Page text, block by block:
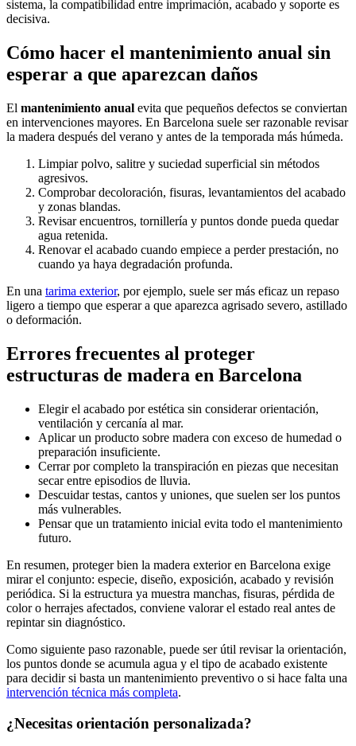
sistema, la compatibilidad entre imprimación, acabado y soporte es
decisiva.
Cómo hacer el mantenimiento anual sin
esperar a que aparezcan daños
El mantenimiento anual evita que pequeños defectos se conviertan
en intervenciones mayores. En Barcelona suele ser razonable revisar
la madera después del verano y antes de la temporada más húmeda.
Limpiar polvo, salitre y suciedad superficial sin métodos
agresivos.
Comprobar decoloración, fisuras, levantamientos del acabado
y zonas blandas.
Revisar encuentros, tornillería y puntos donde pueda quedar
agua retenida.
Renovar el acabado cuando empiece a perder prestación, no
cuando ya haya degradación profunda.
En una tarima exterior, por ejemplo, suele ser más eficaz un repaso
ligero a tiempo que esperar a que aparezca agrisado severo, astillado
o deformación.
Errores frecuentes al proteger
estructuras de madera en Barcelona
Elegir el acabado por estética sin considerar orientación,
ventilación y cercanía al mar.
Aplicar un producto sobre madera con exceso de humedad o
preparación insuficiente.
Cerrar por completo la transpiración en piezas que necesitan
secar entre episodios de lluvia.
Descuidar testas, cantos y uniones, que suelen ser los puntos
más vulnerables.
Pensar que un tratamiento inicial evita todo el mantenimiento
futuro.
En resumen, proteger bien la madera exterior en Barcelona exige
mirar el conjunto: especie, diseño, exposición, acabado y revisión
periódica. Si la estructura ya muestra manchas, fisuras, pérdida de
color o herrajes afectados, conviene valorar el estado real antes de
repintar sin diagnóstico.
Como siguiente paso razonable, puede ser útil revisar la orientación,
los puntos donde se acumula agua y el tipo de acabado existente
para decidir si basta un mantenimiento preventivo o si hace falta una
intervención técnica más completa.
¿Necesitas orientación personalizada?